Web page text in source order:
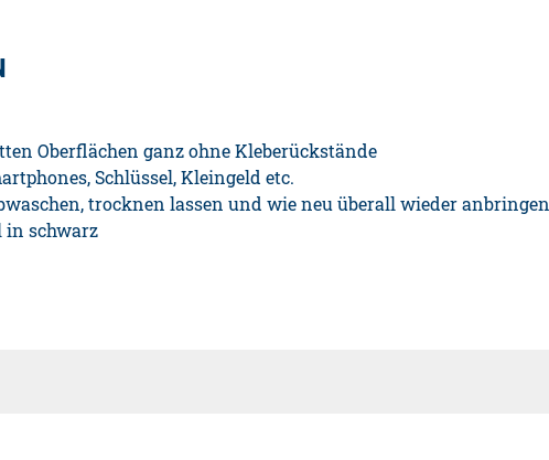
Oberflächen ganz ohne Kleberückstände
Schlüssel, Kleingeld etc.
trocknen lassen und wie neu überall wieder anbringen
in schwarz